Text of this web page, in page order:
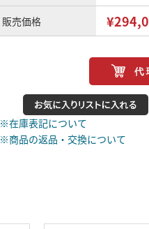
販売価格
※在庫表記について
※商品の返品・交換について